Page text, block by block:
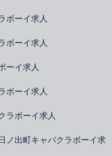
ボーイ求人
ボーイ求人
ーイ求人
ボーイ求人
ラボーイ求人
ノ出町キャバクラボーイ求